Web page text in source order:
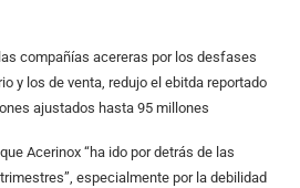
compañías acereras por los desfases
y los de venta, redujo el ebitda reportado
ajustados hasta 95 millones
Acerinox “ha ido por detrás de las
especialmente por la debilidad